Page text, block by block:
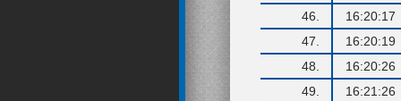
46.
16:20:17
47.
16:20:19
48.
16:20:26
49.
16:21:26